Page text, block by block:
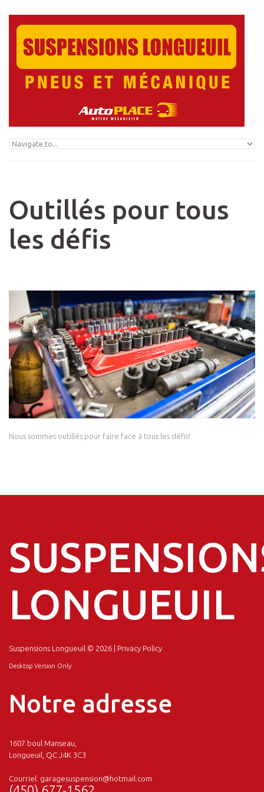
Outillés pour tous
les défis
Nous sommes outillés pour faire face à tous les défis!
LONGUEUIL
Suspensions Longueuil © 2026 | Privacy Policy
Desktop Version Only
Notre adresse
1607 boul Manseau,
Longueuil, QC J4K 3C3
Courriel: garagesuspension@hotmail.com